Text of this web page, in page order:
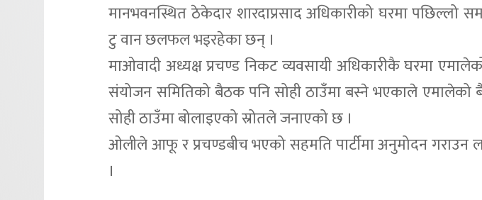
मानभवनस्थित ठेकेदार शारदाप्रसाद अधिकारीको घरमा पछिल्लो
टु वान छलफल भइरहेका छन् ।
माओवादी अध्यक्ष प्रचण्ड निकट व्यवसायी अधिकारीकै घरमा
संयोजन समितिको बैठक पनि सोही ठाउँमा बस्ने भएकाले एमालेको
सोही ठाउँमा बोलाइएको स्रोतले जनाएको छ ।
ओलीले आफू र प्रचण्डबीच भएको सहमति पार्टीमा अनुमोदन गराउन
।